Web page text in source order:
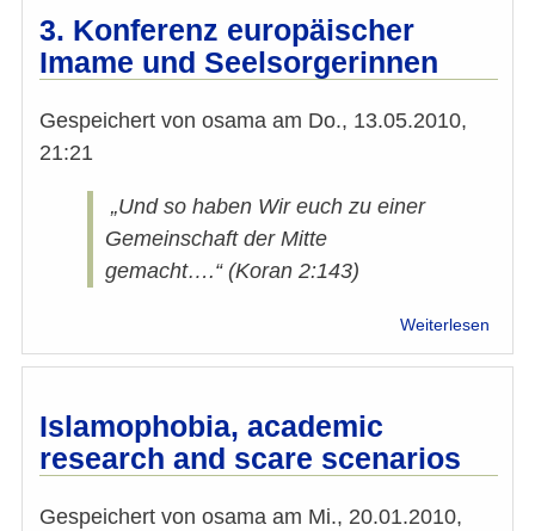
3. Konferenz europäischer
Imame und Seelsorgerinnen
Gespeichert von osama am Do., 13.05.2010,
21:21
„Und so haben Wir euch zu einer
Gemeinschaft der Mitte
gemacht….“ (Koran 2:143)
Weiterlesen
Islamophobia, academic
research and scare scenarios
Gespeichert von osama am Mi., 20.01.2010,